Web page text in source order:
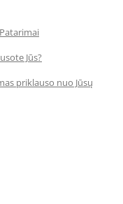
Jūs?
priklauso nuo Jūsų